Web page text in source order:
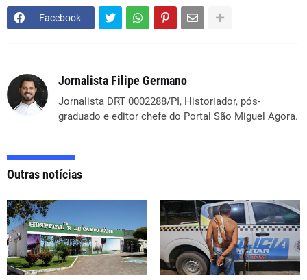
Facebook
Jornalista Filipe Germano
Jornalista DRT 0002288/PI, Historiador, pós-
graduado e editor chefe do Portal São Miguel Agora.
Outras notícias